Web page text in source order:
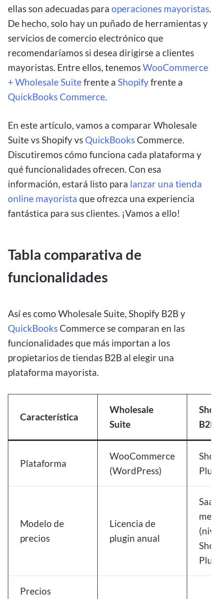
ellas son adecuadas para operaciones mayoristas.
De hecho, solo hay un puñado de herramientas y
servicios de comercio electrónico que
recomendaríamos si desea dirigirse a clientes
mayoristas. Entre ellos, tenemosWooCommerce
+ Wholesale Suitefrente a Shopifyfrente a
QuickBooks Commerce.
En este artículo, vamos a comparar Wholesale
Suite vs Shopify vs QuickBooks Commerce.
Discutiremos cómo funciona cada plataforma y
qué funcionalidades ofrecen. Con esa
información, estará listo para lanzar una tienda
online mayorista que ofrezca una experiencia
fantástica para sus clientes. ¡Vamos a ello!
Tabla comparativa de
funcionalidades
Así es como Wholesale Suite, Shopify B2B y
QuickBooks Commerce se comparan en las
funcionalidades que más importan a los
propietarios de tiendas B2B al elegir una
plataforma mayorista.
Característica
Wholesale
Suite
B2B
Plataforma
WooCommerce
(WordPress)
Plus
Modelo de
precios
Licencia de
plugin anual
SaaS
Plus)
Precios